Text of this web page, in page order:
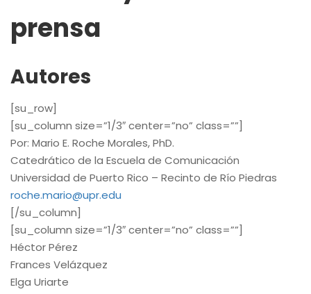
prensa
Autores
[su_row]
[su_column size=”1/3″ center=”no” class=””]
Por: Mario E. Roche Morales, PhD.
Catedrático de la Escuela de Comunicación
Universidad de Puerto Rico – Recinto de Río Piedras
roche.mario@upr.edu
[/su_column]
[su_column size=”1/3″ center=”no” class=””]
Héctor Pérez
Frances Velázquez
Elga Uriarte